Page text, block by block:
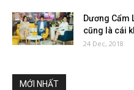
Dương Cẩm
cũng là cái
24 Dec, 2018
MỚI NHẤT